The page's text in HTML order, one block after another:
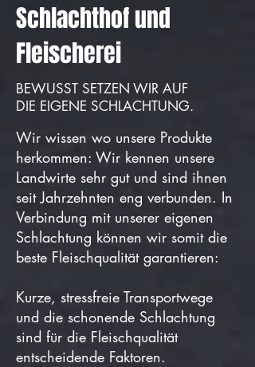
Schlachthof und
Fleischerei
BEWUSST SETZEN WIR AUF
DIE EIGENE SCHLACHTUNG.
Wir wissen wo unsere Produkte
herkommen: Wir kennen unsere
Landwirte sehr gut und sind ihnen
seit Jahrzehnten eng verbunden. In
Verbindung mit unserer eigenen
Schlachtung können wir somit die
beste Fleischqualität garantieren:
Kurze, stressfreie Transportwege
und die schonende Schlachtung
sind für die Fleischqualität
entscheidende Faktoren.